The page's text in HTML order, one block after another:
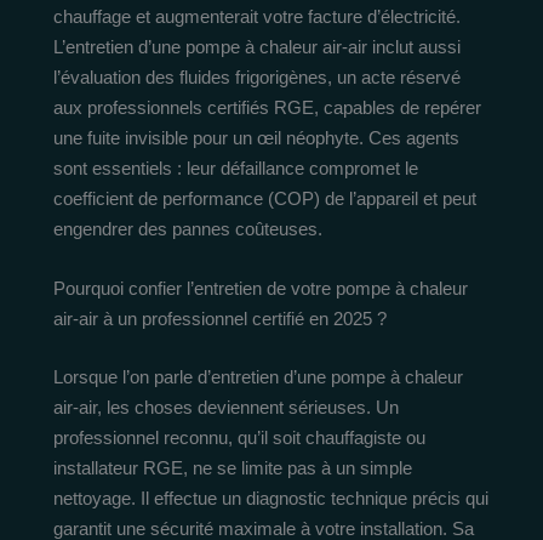
chauffage et augmenterait votre facture d’électricité.
L’entretien d’une pompe à chaleur air-air inclut aussi
l’évaluation des fluides frigorigènes, un acte réservé
aux professionnels certifiés RGE, capables de repérer
une fuite invisible pour un œil néophyte. Ces agents
sont essentiels : leur défaillance compromet le
coefficient de performance (COP) de l’appareil et peut
engendrer des pannes coûteuses.
Pourquoi confier l’entretien de votre pompe à chaleur
air-air à un professionnel certifié en 2025 ?
Lorsque l’on parle d’entretien d’une pompe à chaleur
air-air, les choses deviennent sérieuses. Un
professionnel reconnu, qu’il soit chauffagiste ou
installateur RGE, ne se limite pas à un simple
nettoyage. Il effectue un diagnostic technique précis qui
garantit une sécurité maximale à votre installation. Sa